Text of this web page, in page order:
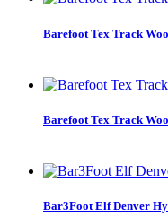
Barefoot Tex Track
Barefoot Tex Track
Bar3Foot Elf Denver